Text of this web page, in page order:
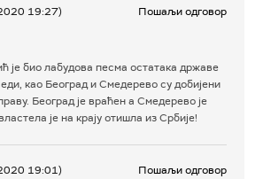
19:27)
Пошаљи одговор
је био лабудова песма остатака државе
као Београд и Смедерево су добијени
Београд је враћен а Смедерево је
је на крају отишла из Србије!
19:01)
Пошаљи одговор